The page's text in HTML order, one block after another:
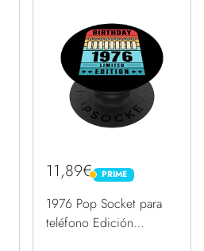
11,89€ PRIME
PRIME
1976 Pop Socket para
teléfono Edición